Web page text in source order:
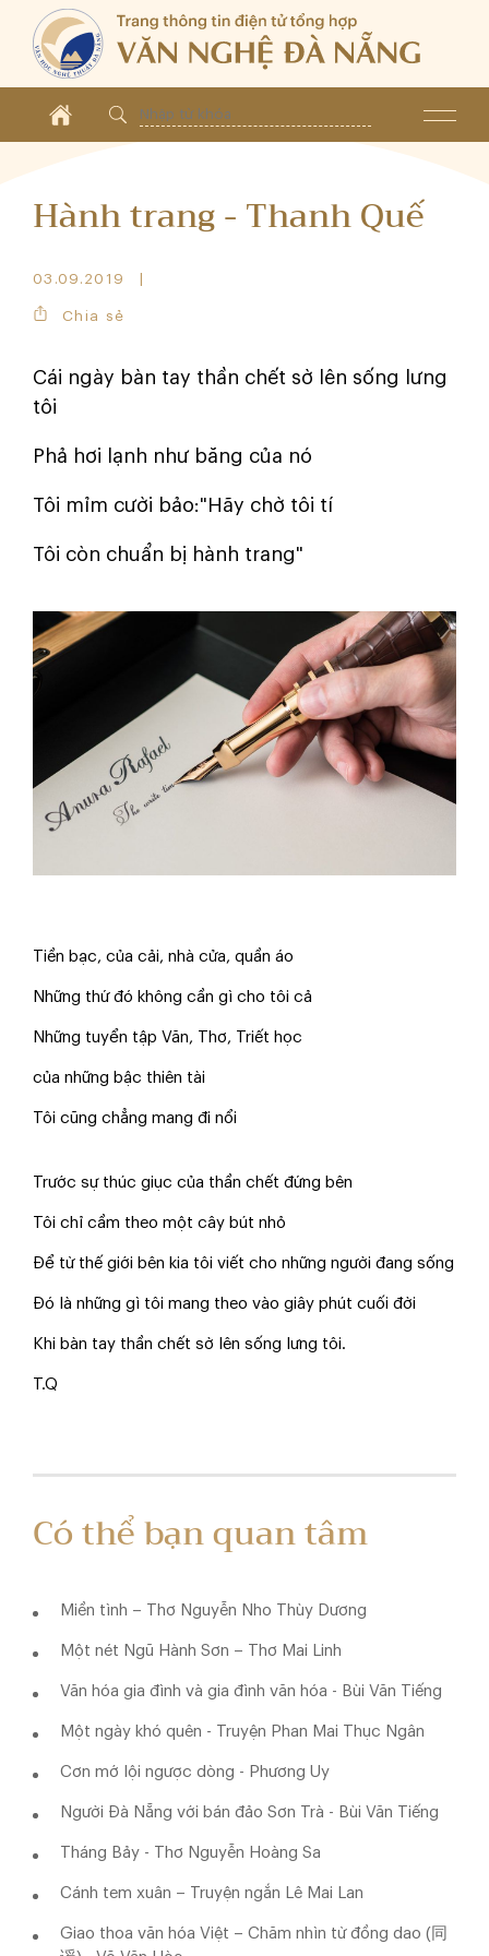
Hành trang - Thanh Quế
03.09.2019
Chia sẻ
Cái ngày bàn tay thần chết sờ lên sống lưng
tôi
Phả hơi lạnh như băng của nó
Tôi mỉm cười bảo:"Hãy chờ tôi tí
Tôi còn chuẩn bị hành trang"
Tiền bạc, của cải, nhà cửa, quần áo
Những thứ đó không cần gì cho tôi cả
Những tuyển tập Văn, Thơ, Triết học
của những bậc thiên tài
Tôi cũng chẳng mang đi nổi
Trước sự thúc giục của thần chết đứng bên
Tôi chỉ cầm theo một cây bút nhỏ
Để từ thế giới bên kia tôi viết cho những người đang sống
Đó là những gì tôi mang theo vào giây phút cuối đời
Khi bàn tay thần chết sờ lên sống lưng tôi.
T.Q
Có thể bạn quan tâm
Miền tình – Thơ Nguyễn Nho Thùy Dương
Một nét Ngũ Hành Sơn – Thơ Mai Linh
Văn hóa gia đình và gia đình văn hóa - Bùi Văn Tiếng
Một ngày khó quên - Truyện Phan Mai Thục Ngân
Cơn mớ lội ngược dòng - Phương Uy
Người Đà Nẵng với bán đảo Sơn Trà - Bùi Văn Tiếng
Tháng Bảy - Thơ Nguyễn Hoàng Sa
Cánh tem xuân – Truyện ngắn Lê Mai Lan
Giao thoa văn hóa Việt – Chăm nhìn từ đồng dao (同